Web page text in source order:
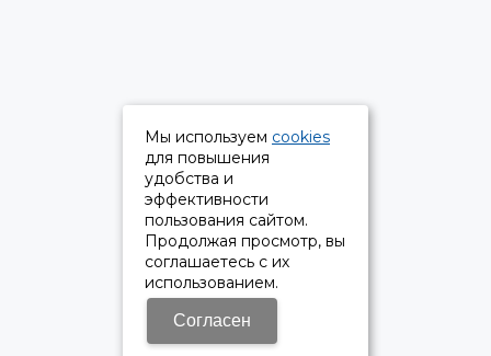
Мы используем cookies
для повышения
удобства и
эффективности
пользования сайтом.
Продолжая просмотр, вы
соглашаетесь с их
использованием.
Согласен